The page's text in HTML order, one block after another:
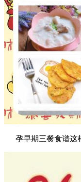
孕早期三餐食谱这